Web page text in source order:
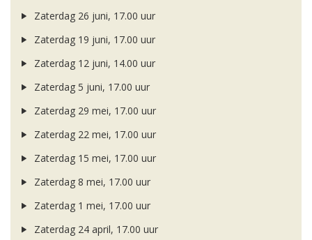
Zaterdag 26 juni, 17.00 uur
Zaterdag 19 juni, 17.00 uur
Zaterdag 12 juni, 14.00 uur
Zaterdag 5 juni, 17.00 uur
Zaterdag 29 mei, 17.00 uur
Zaterdag 22 mei, 17.00 uur
Zaterdag 15 mei, 17.00 uur
Zaterdag 8 mei, 17.00 uur
Zaterdag 1 mei, 17.00 uur
Zaterdag 24 april, 17.00 uur